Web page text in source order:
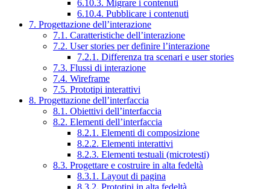
6.10.3. Migrare i contenuti
6.10.4. Pubblicare i contenuti
7. Progettazione dell’interazione
7.1. Caratteristiche dell’interazione
7.2. User stories per definire l’interazione
7.2.1. Differenza tra scenari e user stories
7.3. Flussi di interazione
7.4. Wireframe
7.5. Prototipi interattivi
8. Progettazione dell’interfaccia
8.1. Obiettivi dell’interfaccia
8.2. Elementi dell’interfaccia
8.2.1. Elementi di composizione
8.2.2. Elementi interattivi
8.2.3. Elementi testuali (microtesti)
8.3. Progettare e costruire in alta fedeltà
8.3.1. Layout di pagina
8.3.2. Prototipi in alta fedeltà